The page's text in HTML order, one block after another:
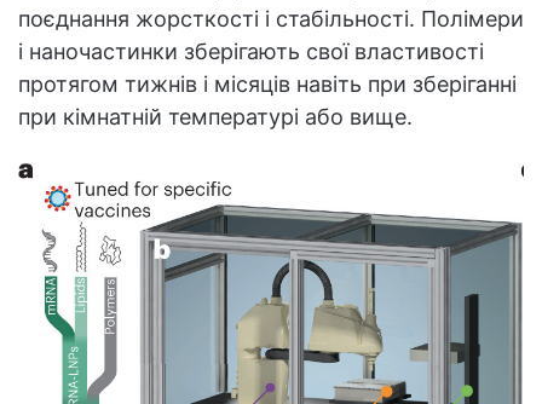
поєднання жорсткості і стабільності. Полімери
і наночастинки зберігають свої властивості
протягом тижнів і місяців навіть при зберіганні
при кімнатній температурі або вище.